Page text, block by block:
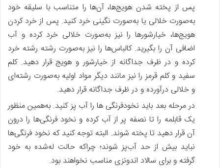
پس‌ از پخته شدن هویج‌ها، آن‌ها را متناسب با سلیقه خود
به‌صورت خلالی یا به‌صورت نگینی خرد کنید. پس‌ از خرد کردن
هویج‌ها، خیارشورها را نیز به‌صورت خلالی خرد کرده و آب
اضافی آن را بگیرید. کالباس‌ها را نیز به‌صورت رشته رشته خرد
کرده و در ظرف جداگانه از خیارشور و هویج قرار دهید. کلم
سفید و کلم قرمز را نیز مانند دیگر مواد اولیه به‌صورت رشته‌ای
و خلالی درآورده و در ظرف جداگانه قرار دهید.
در مرحله بعد باید نخودفرنگی ها را آب پز کنید. به‌همین منظور
یک قابلمه را تا نصفه پر از آب کرده و نخود فرنگی‌ها را درون
آن قرار دهید تا پخته شوند. البته توجه کنید که نخود فرنگی‌ها
نباید بیش‌ از حد آب‌پز شوند؛ چراکه حالت له‌شده به خود
گرفته و برای سالاد اندونزی مناسب نخواهند بود.